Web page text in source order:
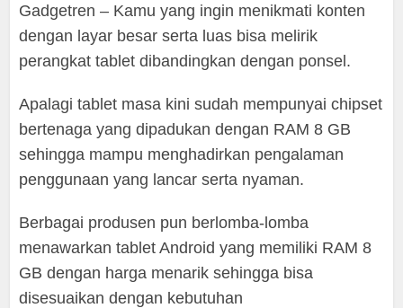
Gadgetren – Kamu yang ingin menikmati konten
dengan layar besar serta luas bisa melirik
perangkat tablet dibandingkan dengan ponsel.
Apalagi tablet masa kini sudah mempunyai chipset
bertenaga yang dipadukan dengan RAM 8 GB
sehingga mampu menghadirkan pengalaman
penggunaan yang lancar serta nyaman.
Berbagai produsen pun berlomba-lomba
menawarkan tablet Android yang memiliki RAM 8
GB dengan harga menarik sehingga bisa
disesuaikan dengan kebutuhan